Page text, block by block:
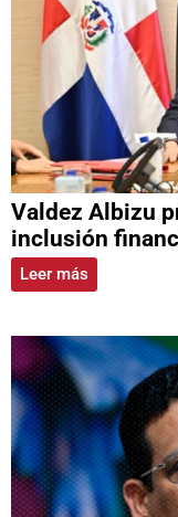
Valdez Albizu
inclusión
Leer más